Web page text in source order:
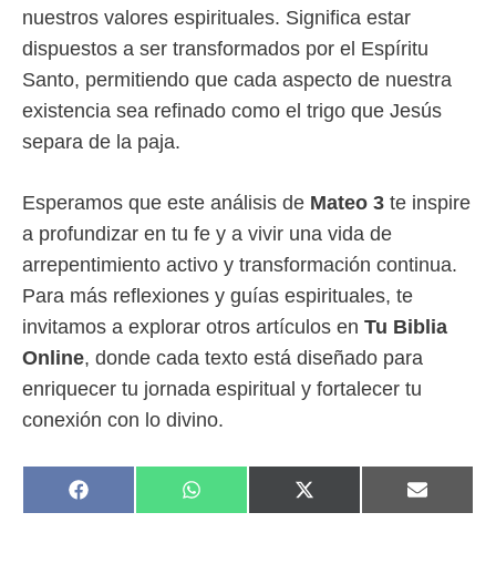
nuestros valores espirituales. Significa estar
dispuestos a ser transformados por el Espíritu
Santo, permitiendo que cada aspecto de nuestra
existencia sea refinado como el trigo que Jesús
separa de la paja.
Esperamos que este análisis de Mateo 3 te inspire
a profundizar en tu fe y a vivir una vida de
arrepentimiento activo y transformación continua.
Para más reflexiones y guías espirituales, te
invitamos a explorar otros artículos en Tu Biblia
Online, donde cada texto está diseñado para
enriquecer tu jornada espiritual y fortalecer tu
conexión con lo divino.
COMPARTIR
EN
F
A
COMPARTIR
EN
W
H
COMPARTIR
EN
X
(
EN
E
M